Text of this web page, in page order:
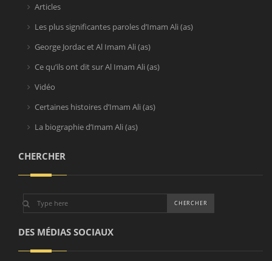
Articles
Les plus significantes paroles d’Imam Ali (as)
George Jordac et Al Imam Ali (as)
Ce qu’ils ont dit sur Al Imam Ali (as)
Vidéo
Certaines histoires d’Imam Ali (as)
La biographie d’Imam Ali (as)
CHERCHER
DES MÉDIAS SOCIAUX